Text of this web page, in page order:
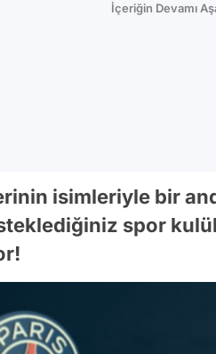
İçeriğin Devamı
isimleriyle bir
spor